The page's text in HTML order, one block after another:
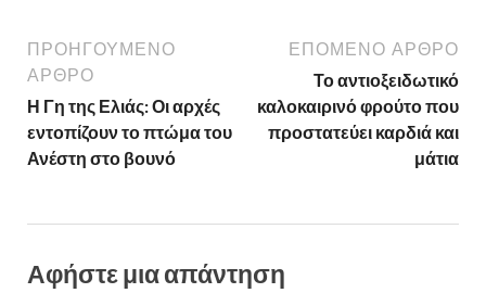
ΠΡΟΗΓΟΎΜΕΝΟ
ΆΡΘΡΟ
Η Γη της Ελιάς: Οι αρχές
εντοπίζουν το πτώμα του
Ανέστη στο βουνό
ΕΠΌΜΕΝΟ ΆΡΘΡΟ
Το αντιοξειδωτικό
καλοκαιρινό φρούτο που
προστατεύει καρδιά και
μάτια
Αφήστε μια απάντηση